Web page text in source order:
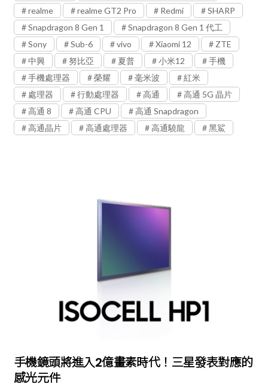
realme
realme GT2 Pro Redmi
SHARP
Snapdragon 8 Gen 1
Snapdragon 8 Gen 1 代工
Sony
Sub-6 vivo Xiaomi 12
ZTE
中興
努比亞 夏普 小米12
手機
手機處理器
榮耀 毫米波
紅米
處理器
行動處理器 高通
高通 5G 晶片
高通 8
高通 CPU
高通 Snapdragon
高通晶片
高通處理器 高通驍龍 黑鯊
手機鏡頭將進入2億畫素時代！三星發表對應的
感光元件